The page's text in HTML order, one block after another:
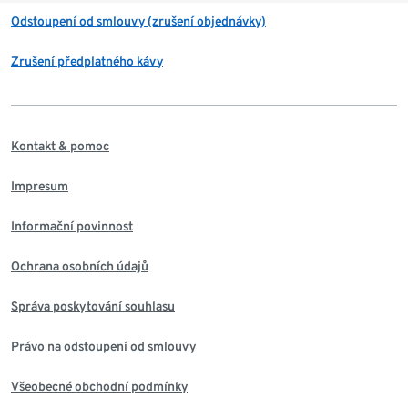
Odstoupení od smlouvy (zrušení objednávky)
Zrušení předplatného kávy
Kontakt & pomoc
Impresum
Informační povinnost
Ochrana osobních údajů
Správa poskytování souhlasu
Právo na odstoupení od smlouvy
Všeobecné obchodní podmínky